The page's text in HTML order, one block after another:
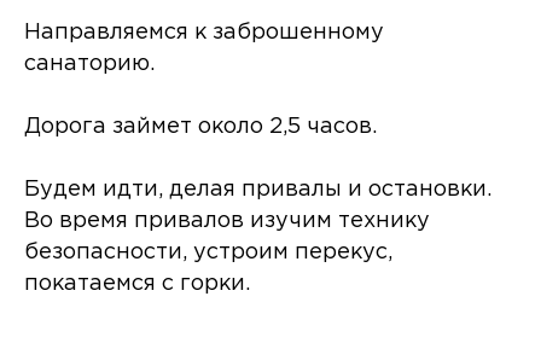
Направляемся к заброшенному
санаторию.
Дорога займет около 2,5 часов.
Будем идти, делая привалы и остановки.
Во время привалов изучим технику
безопасности, устроим перекус,
покатаемся с горки.